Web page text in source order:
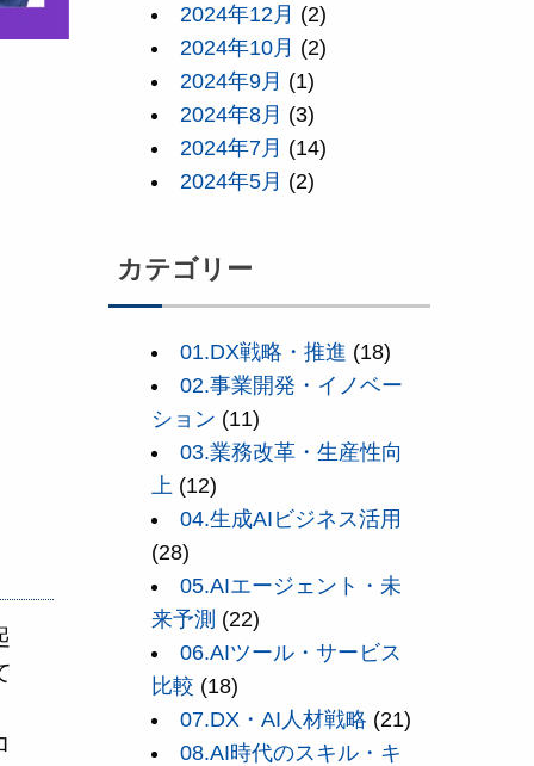
2024年12月 (2)
2024年10月 (2)
2024年9月 (1)
2024年8月 (3)
2024年7月 (14)
2024年5月 (2)
カテゴリー
01.DX戦略・推進 (18)
02.事業開発・イノベー
ション (11)
03.業務改革・生産性向
上 (12)
04.生成AIビジネス活用
(28)
05.AIエージェント・未
来予測 (22)
06.AIツール・サービス
比較 (18)
07.DX・AI人材戦略 (21)
08.AI時代のスキル・キ